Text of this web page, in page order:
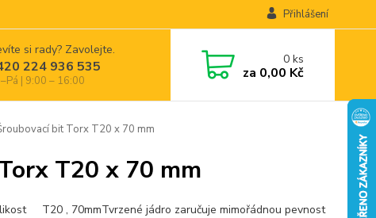
Přihlášení
si rady? Zavolejte.
224 936 535
| 9:00 – 16:00
0ks
za 0,00 Kč
bit Torx T20 x 70 mm
T20 x 70 mm
T20 , 70mmTvrzené jádro zaručuje mimořádnou pevnost